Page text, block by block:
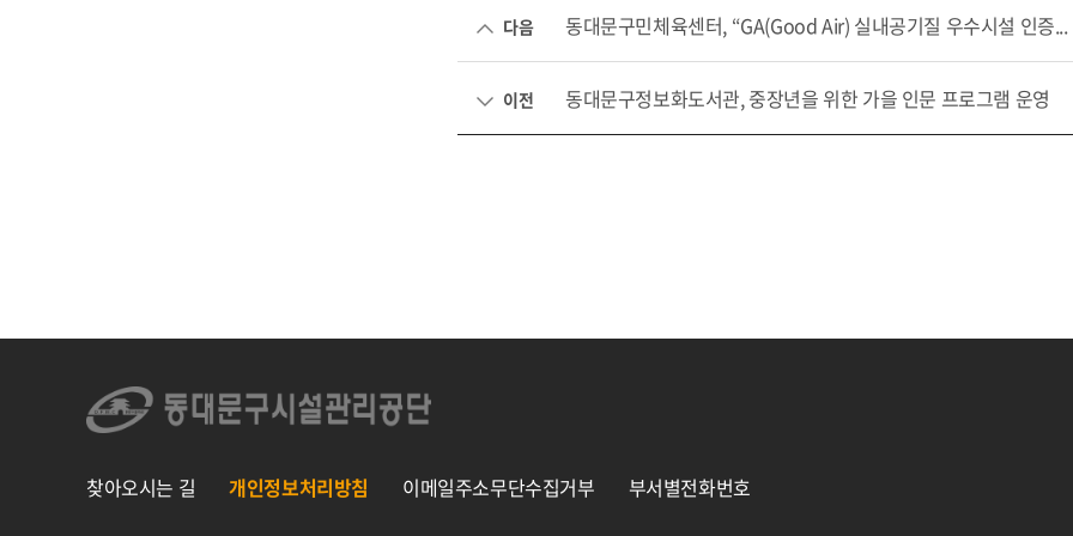
다음 동대문구민체육센터, “GA(Good Air) 실내공기질 우수시설 인증...
이전 동대문구정보화도서관, 중장년을 위한 가을 인문 프로그램 운영
찾아오시는 길 개인정보처리방침 이메일주소무단수집거부 부서별전화번호